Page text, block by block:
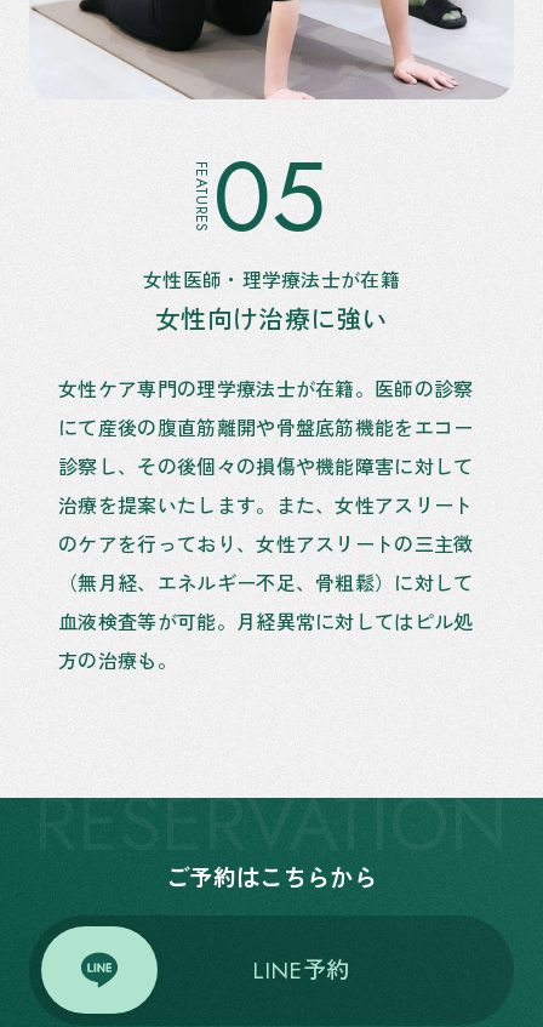
FEATURES05
女性医師・理学療法士が在籍
女性向け治療に強い
女性ケア専門の理学療法士が在籍。医師の診察
にて産後の腹直筋離開や骨盤底筋機能をエコー
診察し、その後個々の損傷や機能障害に対して
治療を提案いたします。また、女性アスリート
のケアを行っており、女性アスリートの三主徴
（無月経、エネルギー不足、骨粗鬆）に対して
血液検査等が可能。月経異常に対してはピル処
方の治療も。
RESERVATION
ご予約はこちらから
LINE予約